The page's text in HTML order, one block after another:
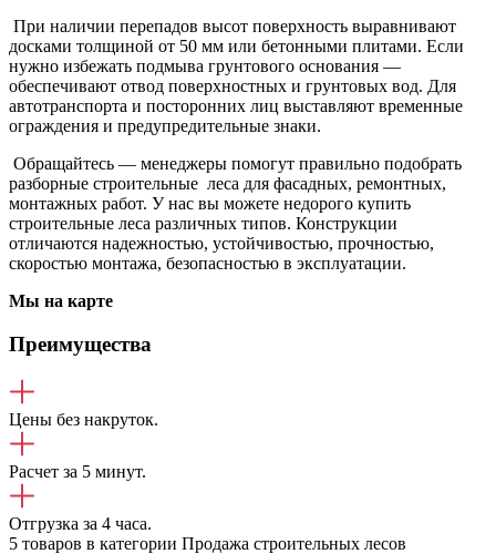
При наличии перепадов высот поверхность выравнивают
досками толщиной от 50 мм или бетонными плитами. Если
нужно избежать подмыва грунтового основания —
обеспечивают отвод поверхностных и грунтовых вод. Для
автотранспорта и посторонних лиц выставляют временные
ограждения и предупредительные знаки.
Обращайтесь — менеджеры помогут правильно подобрать
разборные строительные леса для фасадных, ремонтных,
монтажных работ. У нас вы можете недорого купить
строительные леса различных типов. Конструкции
отличаются надежностью, устойчивостью, прочностью,
скоростью монтажа, безопасностью в эксплуатации.
Мы на карте
Преимущества
Цены без накруток.
Расчет за 5 минут.
Отгрузка за 4 часа.
5 товаров в категории Продажа строительных лесов